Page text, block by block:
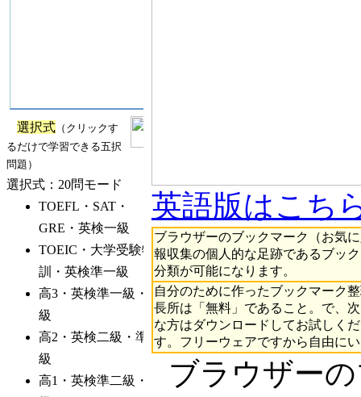
英語版はこち
ブラウザーのブックマーク（お気
報収集の個人的な足跡であるブッ
分類が可能になります。
自分のために作ったブックマーク
長所は「無料」であること。で、
な方はダウンロードしてお試しく
す。フリーウェアですから自由に
ブラウザー